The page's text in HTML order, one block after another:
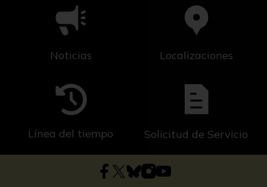
Noticias Localizaciones
Línea del tiempo Solicitud de Servicio